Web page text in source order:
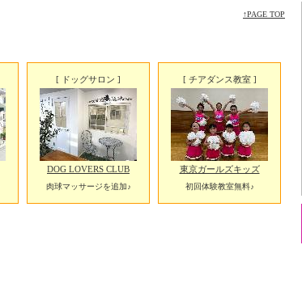
↑PAGE TOP
[ ドッグサロン ]
DOG LOVERS CLUB
肉球マッサージを追加♪
[ チアダンス教室 ]
東京ガールズキッズ
初回体験教室無料♪